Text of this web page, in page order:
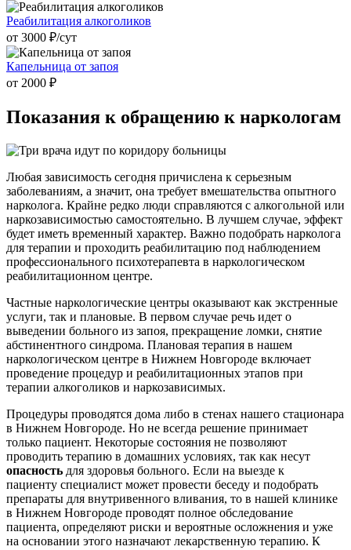
Реабилитация алкоголиков
от 3000 ₽/cут
Капельница от запоя
от 2000 ₽
Показания к обращению к наркологам
Любая зависимость сегодня причислена к серьезным
заболеваниям, а значит, она требует вмешательства опытного
нарколога. Крайне редко люди справляются с алкогольной или
наркозависимостью самостоятельно. В лучшем случае, эффект
будет иметь временный характер. Важно подобрать нарколога
для терапии и проходить реабилитацию под наблюдением
профессионального психотерапевта в наркологическом
реабилитационном центре.
Частные наркологические центры оказывают как экстренные
услуги, так и плановые. В первом случае речь идет о
выведении больного из запоя, прекращение ломки, снятие
абстинентного синдрома. Плановая терапия в нашем
наркологическом центре в Нижнем Новгороде включает
проведение процедур и реабилитационных этапов при
терапии алкоголиков и наркозависимых.
Процедуры проводятся дома либо в стенах нашего стационара
в Нижнем Новгороде. Но не всегда решение принимает
только пациент. Некоторые состояния не позволяют
проводить терапию в домашних условиях, так как несут
опасность для здоровья больного. Если на выезде к
пациенту специалист может провести беседу и подобрать
препараты для внутривенного вливания, то в нашей клинике
в Нижнем Новгороде проводят полное обследование
пациента, определяют риски и вероятные осложнения и уже
на основании этого назначают лекарственную терапию. К